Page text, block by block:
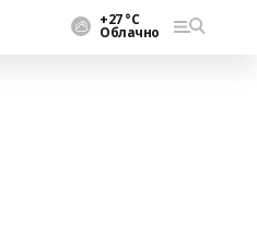
+27 °С
Облачно